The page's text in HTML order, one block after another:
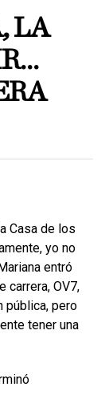
LA
Casa de los
yo no
entró
carrera, OV7,
pública, pero
tener una